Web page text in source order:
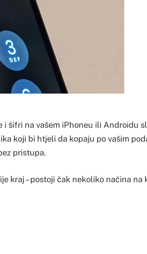
šifri na vašem iPhoneu ili Androidu
koji bi htjeli da kopaju po vašim
pristupa.
kraj – postoji čak nekoliko načina na